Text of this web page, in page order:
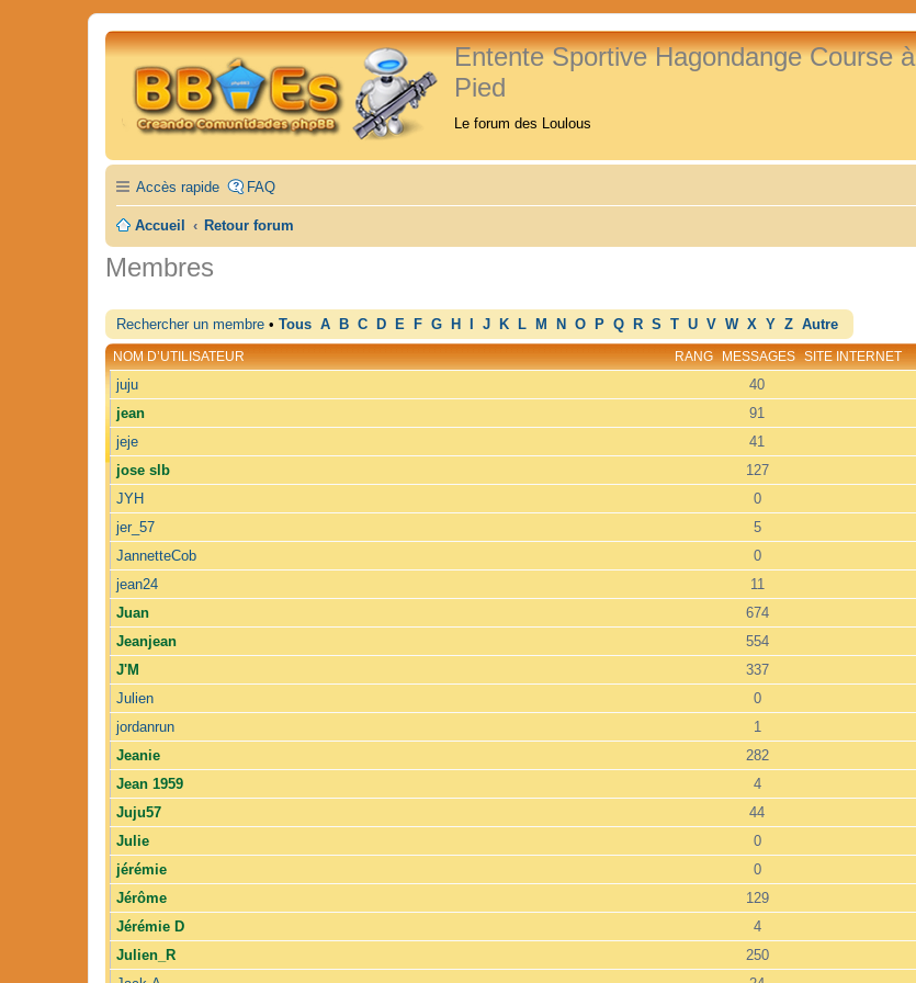
Entente Sportive Hagondange Course à
Pied
Le forum des Loulous
Accès rapide FAQ
Accueil Retour forum
Membres
Rechercher un membre • Tous A B C D E F G H J K L M N O P Q R S T U V W X Y Z Autre
RANG
NOM D’UTILISATEUR MESSAGES SITE INTERNET
juju 40
jean
91
jeje
41
jose slb
127
JYH
0
jer_57
5
JannetteCob
0
jean24
11
Juan
674
Jeanjean
554
J'M
337
Julien
0
jordanrun
1
Jeanie
282
Jean 1959
4
Juju57
44
Julie
0
jérémie
0
Jérôme
129
Jérémie D
4
Julien_R
250